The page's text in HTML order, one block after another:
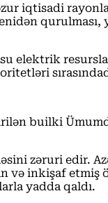
iqtisadi
elektrik
builki
zəruri edir.
inkişaf etmiş
yadda qaldı.